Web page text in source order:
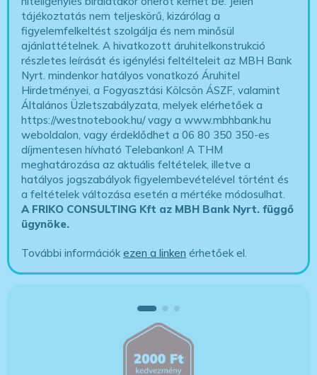
tájékoztatás nem teljeskörű, kizárólag a
figyelemfelkeltést szolgálja és nem minősül
ajánlattételnek. A hivatkozott áruhitelkonstrukció
részletes leírását és igénylési feltélteleit az MBH Bank
Nyrt. mindenkor hatályos vonatkozó Áruhitel
Hirdetményei, a Fogyasztási Kölcsön ÁSZF, valamint
Általános Üzletszabályzata, melyek elérhetőek a
https://westnotebook.hu/vagy a www.mbhbank.hu
weboldalon, vagy érdeklődhet a 06 80 350 350-es
díjmentesen hívható Telebankon! A THM
meghatározása az aktuális feltételek, illetve a
hatályos jogszabályok figyelembevételével történt és
a feltételek változása esetén a mértéke módosulhat.
A FRIKO CONSULTING Kft az MBH Bank Nyrt. függő
ügynöke.
További információkezen a linken érhetőek el.